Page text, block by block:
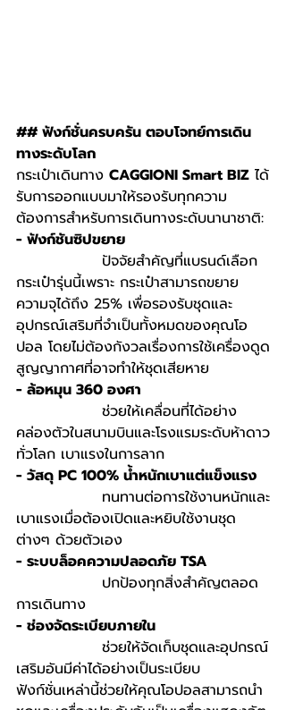
## ฟังก์ชั่นครบครัน ตอบโจทย์การเดิน
ทางระดับโลก
กระเป๋าเดินทาง CAGGIONI Smart BIZ ได้
รับการออกแบบมาให้รองรับทุกความ
ต้องการสำหรับการเดินทางระดับนานาชาติ:
- ฟังก์ชันซิปขยาย
ปัจจัยสำคัญที่แบรนด์เลือก
กระเป๋ารุ่นนี้เพราะ กระเป๋าสามารถขยาย
ความจุได้ถึง 25% เพื่อรองรับชุดและ
อุปกรณ์เสริมที่จำเป็นทั้งหมดของคุณโอ
ปอล โดยไม่ต้องกังวลเรื่องการใช้เครื่องดูด
สูญญากาศที่อาจทำให้ชุดเสียหาย
- ล้อหมุน 360 องศา
ช่วยให้เคลื่อนที่ได้อย่าง
คล่องตัวในสนามบินและโรงแรมระดับห้าดาว
ทั่วโลก เบาแรงในการลาก
- วัสดุ PC 100% น้ำหนักเบาแต่แข็งแรง
ทนทานต่อการใช้งานหนักและ
เบาแรงเมื่อต้องเปิดและหยิบใช้งานชุด
ต่างๆ ด้วยตัวเอง
- ระบบล็อคความปลอดภัย TSA
ปกป้องทุกสิ่งสำคัญตลอด
การเดินทาง
- ช่องจัดระเบียบภายใน
ช่วยให้จัดเก็บชุดและอุปกรณ์
เสริมอันมีค่าได้อย่างเป็นระเบียบ
ฟังก์ชั่นเหล่านี้ช่วยให้คุณโอปอลสามารถนำ